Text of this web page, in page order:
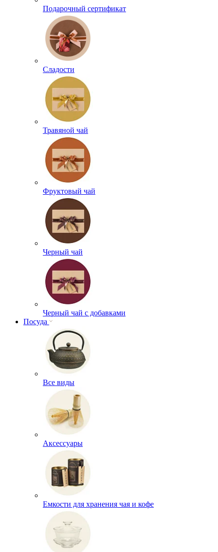
Подарочный сертификат
Сладости
Травяной чай
Фруктовый чай
Черный чай
Черный чай с добавками
Посуда
Все виды
Аксессуары
Емкости для хранения чая и кофе